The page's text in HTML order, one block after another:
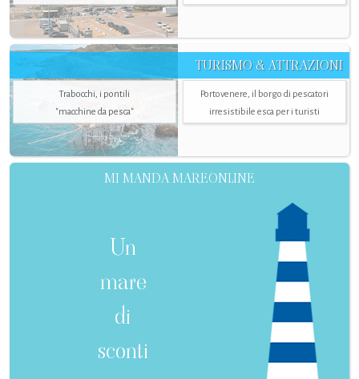
TURISMO & ATTRAZIONI
Trabocchi, i pontili
"macchine da pesca"
Portovenere, il borgo di pescatori
irresistibile esca per i turisti
MI MANDA MAREONLINE
Un
mare
di
sconti